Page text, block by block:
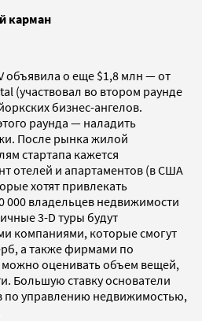
карман
объявила о еще $1,8 млн — от
(участвовал во втором раунде
бизнес-ангелов.
раунда — наладить
После рынка жилой
стартапа кажется
отелей и апартаментов (в США
хотят привлекать
000 владельцев недвижимости
3-D туры будут
компаниями, которые смогут
а также фирмами по
оценивать объем вещей,
Большую ставку основатели
по управлению недвижимостью,